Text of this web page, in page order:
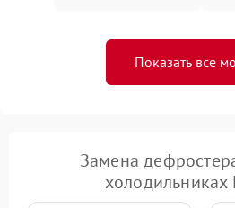
Показать все
Замена
холодильниках